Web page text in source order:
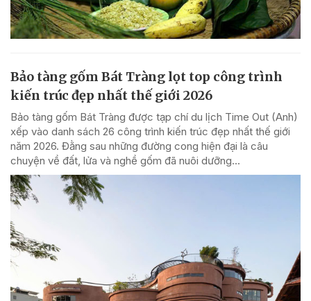
Bảo tàng gốm Bát Tràng lọt top công trình
kiến trúc đẹp nhất thế giới 2026
Bảo tàng gốm Bát Tràng được tạp chí du lịch Time Out (Anh)
xếp vào danh sách 26 công trình kiến trúc đẹp nhất thế giới
năm 2026. Đằng sau những đường cong hiện đại là câu
chuyện về đất, lửa và nghề gốm đã nuôi dưỡng...